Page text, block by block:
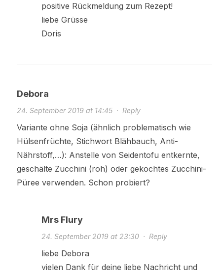
positive Rückmeldung zum Rezept!
liebe Grüsse
Doris
Debora
24. September 2019 at 14:45· Reply
Variante ohne Soja (ähnlich problematisch wie
Hülsenfrüchte, Stichwort Blähbauch, Anti-
Nährstoff,…): Anstelle von Seidentofu entkernte,
geschälte Zucchini (roh) oder gekochtes Zucchini-
Püree verwenden. Schon probiert?
Mrs Flury
24. September 2019 at 23:30· Reply
liebe Debora
vielen Dank für deine liebe Nachricht und